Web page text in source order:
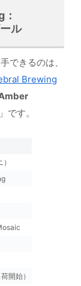
ル
できるのは、
Brewing
」です。
開始）